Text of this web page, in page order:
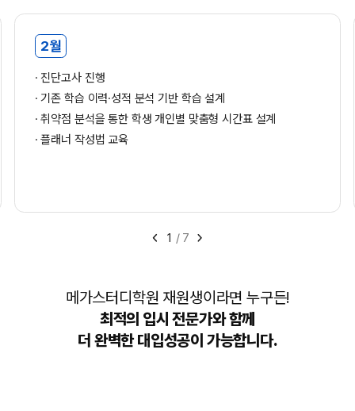
2월
진단고사 진행
기존 학습 이력·성적 분석 기반 학습 설계
취약점 분석을 통한 학생 개인별 맞춤형 시간표 설계
플래너 작성법 교육
1 / 7
메가스터디학원 재원생이라면 누구든!
최적의 입시 전문가와 함께
더 완벽한 대입성공이 가능합니다.